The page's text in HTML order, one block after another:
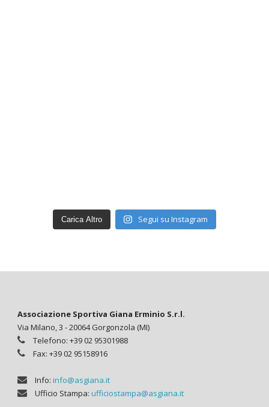
Carica Altro Segui su Instagram
Associazione Sportiva Giana Erminio S.r.l.
Via Milano, 3 - 20064 Gorgonzola (MI)
Telefono: +39 02 95301988
Fax: +39 02 95158916
Info: info@asgiana.it
Ufficio Stampa: ufficiostampa@asgiana.it